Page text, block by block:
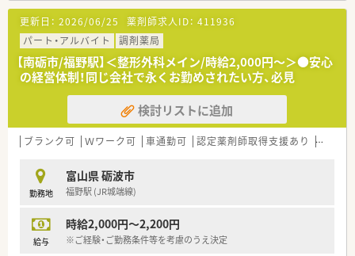
更新日： 2026/06/25 薬剤師求人ID： 411936
パート・アルバイト
調剤薬局
【南砺市/福野駅】＜整形外科メイン/時給2,000円～＞●安心
の経営体制！同じ会社で永くお勤めされたい方、必見
検討リストに追加
ブランク可 Ｗワーク可 車通勤可 認定薬剤師取得支援あり 教育制
勤務地
富山県 砺波市
福野駅 (JR城端線)
給与
時給2,000円～2,200円
※ご経験・ご勤務条件等を考慮のうえ決定